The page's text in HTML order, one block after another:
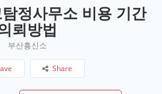
정사무소 비용 기간
뢰방법
부산흥신소
Share